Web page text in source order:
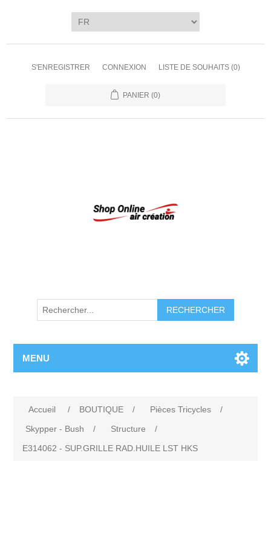
S'ENREGISTRER CONNEXION LISTE DE SOUHAITS (0)
PANIER (0)
RECHERCHER
MENU
Accueil / BOUTIQUE / Pièces Tricycles
/
Skypper - Bush
/ Structure
/
E314062 - SUP.GRILLE RAD.HUILE LST HKS